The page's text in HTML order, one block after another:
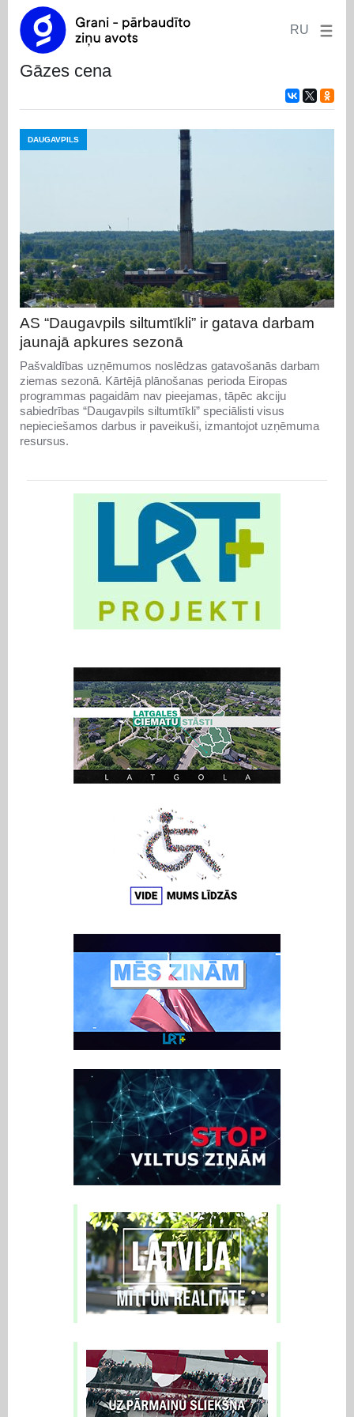
RU
gāzes cena
DAUGAVPILS
AS “Daugavpils siltumtīkli” ir gatava darbam
jaunajā apkures sezonā
Pašvaldības uzņēmumos noslēdzas gatavošanās darbam
ziemas sezonā. Kārtējā plānošanas perioda Eiropas
programmas pagaidām nav pieejamas, tāpēc akciju
sabiedrības “Daugavpils siltumtīkli” speciālisti visus
nepieciešamos darbus ir paveikuši, izmantojot uzņēmuma
resursus.